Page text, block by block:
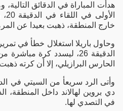
هدأت المباراة في الدقائق
خارج المنطقة، ذهبت بعيدا عن
وحاول باريلا استغلال خطأ في
الدقيقة 26، ليسدد كرة
الحارس البرازيلي، إلا أن كرته
دي بروين لهالاند داخل المنطقة،
في التصدي لها.